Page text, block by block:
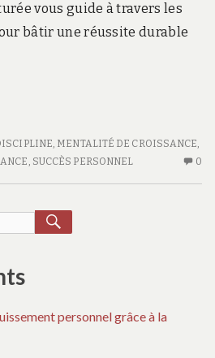
vous guide à travers les
bâtir une réussite durable
MENTALITÉ DE CROISSANCE
SUCCÈS PERSONNEL 0
personnel grâce à la